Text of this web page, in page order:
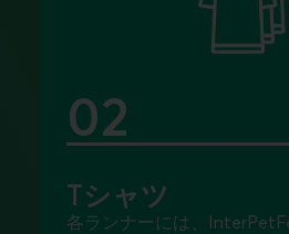
02
Tシャツ
各ランナーには、